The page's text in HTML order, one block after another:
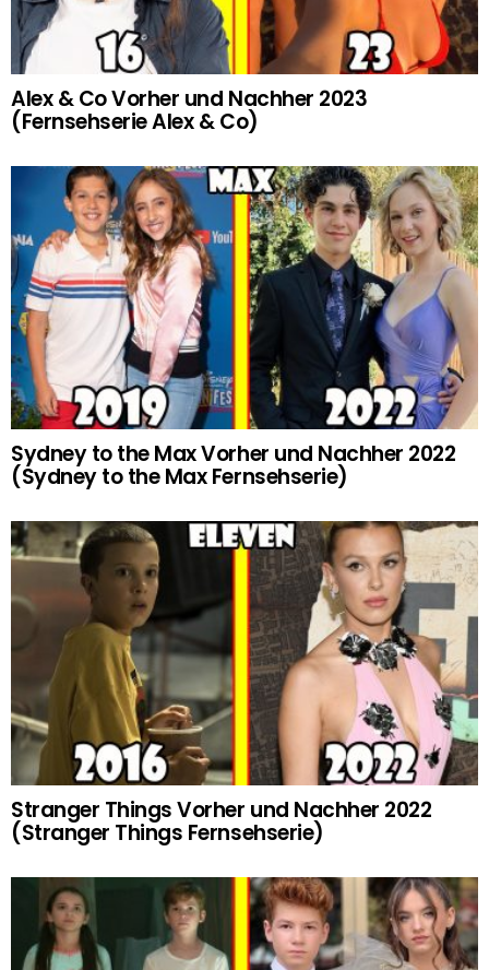
Alex & Co Vorher und Nachher 2023
(Fernsehserie Alex & Co)
Sydney to the Max Vorher und Nachher 2022
(Sydney to the Max Fernsehserie)
Stranger Things Vorher und Nachher 2022
(Stranger Things Fernsehserie)